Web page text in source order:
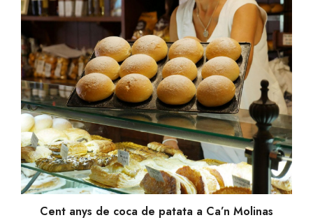
Cent anys de coca de patata a Ca’n Molinas